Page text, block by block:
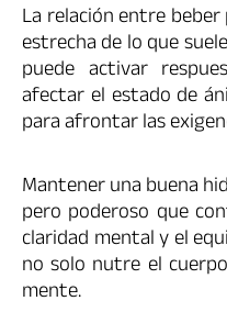
La relación entre
estrecha de lo que
puede activar
afectar el estado de
para afrontar las
Mantener una buena
pero poderoso que
claridad mental y el
no solo nutre el
mente.